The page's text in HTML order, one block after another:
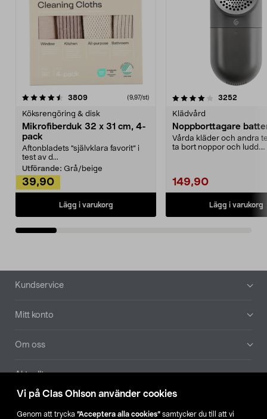
Vi på Clas Ohlson använder cookies
Genom att trycka ”Acceptera alla cookies” samtycker du till att vi
3809recensioner (9,97/st)
Köksrengöring & disk
Mikrofiberduk 32 x 31 cm, 4-
pack
Aftonbladets "självklara favorit” i
test av d...
Utförande: Grå/beige
39,90
Lägg i varukorg
4.0av 5 stjärnor 3252
Klädvård
Noppborttagare
Vårda kläder och andra
ta bort noppor och ludd.
149,90
Lägg i varukorg
4.5av 5 stjärnor
Sidfot
Kundservice
Mitt konto
Om oss
Aktuellt